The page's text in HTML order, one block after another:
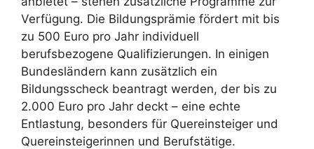
Verfügung. Die Bildungsprämie fördert mit bis
zu 500 Euro pro Jahr individuell
berufsbezogene Qualifizierungen. In einigen
Bundesländern kann zusätzlich ein
Bildungsscheck beantragt werden, der bis zu
2.000 Euro pro Jahr deckt – eine echte
Entlastung, besonders für Quereinsteiger und
Quereinsteigerinnen und Berufstätige.